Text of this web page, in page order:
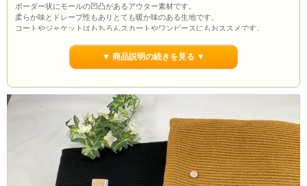
ボーダー状にモールの凹凸があるアウター素材です。
柔らか味とドレープ性もありとても暖か味のある生地です。
コートやジャケットはもちろんスカートやワンピースにもおススメです。
ボタンの大きさは約1.0cmです。
通常市場価格￥1290/50cm程度で販売されていますが今回は￥640/50cmでのご紹
らとなっていますので数量２以上でのご注文よろしくお願いいたします。
ポイント3％還元します。
▼ 商品説明の続きを見る ▼